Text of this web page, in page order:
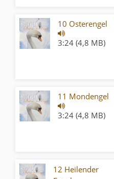
10 Osterengel
3:24 (4,8 MB)
11 Mondengel
3:24 (4,8 MB)
12 Heilender